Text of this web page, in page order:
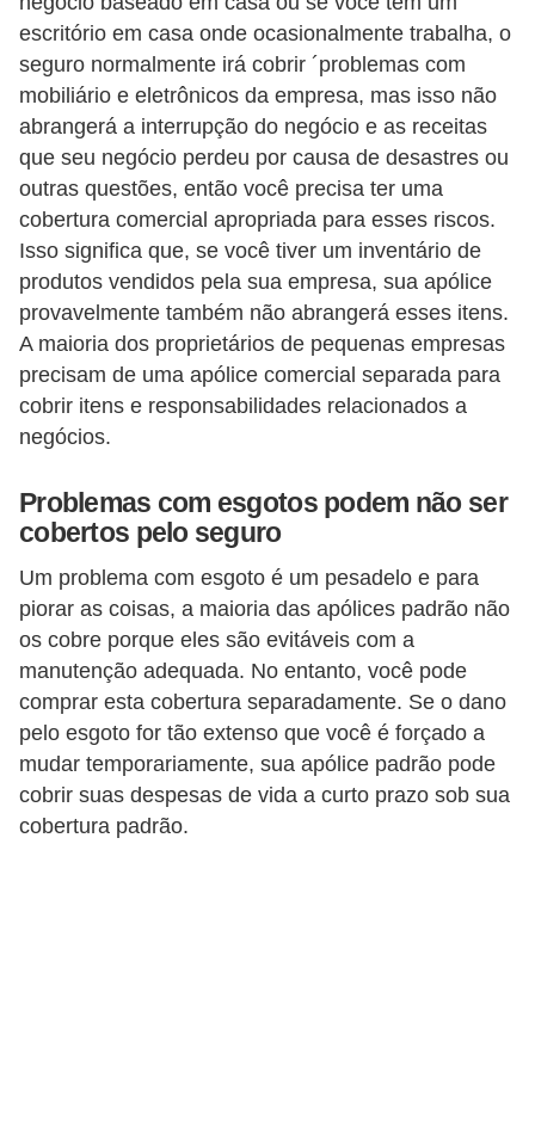
escritório em casa onde ocasionalmente trabalha, o
seguro normalmente irá cobrir ´problemas com
mobiliário e eletrônicos da empresa, mas isso não
abrangerá a interrupção do negócio e as receitas
que seu negócio perdeu por causa de desastres ou
outras questões, então você precisa ter uma
cobertura comercial apropriada para esses riscos.
Isso significa que, se você tiver um inventário de
produtos vendidos pela sua empresa, sua apólice
provavelmente também não abrangerá esses itens.
A maioria dos proprietários de pequenas empresas
precisam de uma apólice comercial separada para
cobrir itens e responsabilidades relacionados a
negócios.
Problemas com esgotos podem não ser
cobertos pelo seguro
Um problema com esgoto é um pesadelo e para
piorar as coisas, a maioria das apólices padrão não
os cobre porque eles são evitáveis ​​com a
manutenção adequada. No entanto, você pode
comprar esta cobertura separadamente. Se o dano
pelo esgoto for tão extenso que você é forçado a
mudar temporariamente, sua apólice padrão pode
cobrir suas despesas de vida a curto prazo sob sua
cobertura padrão.
i
n
a
n
c
i
a
m
e
n
t
o
s
F
o
r
m
a
s
d
e
p
a